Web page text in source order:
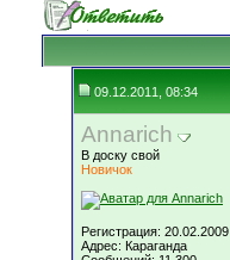
09.12.2011, 08:34
Annarich
В доску свой
Новичок
Регистрация: 20.02.2009
Адрес: Караганда